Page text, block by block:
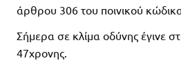
άρθρου 306 του ποινικού κώδικα.
Σήμερα σε κλίμα οδύνης έγινε
47χρονης.